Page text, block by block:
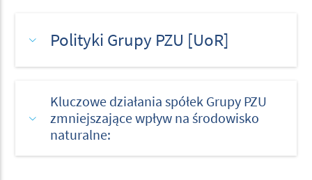
Polityki Grupy PZU [UoR]
Kluczowe działania spółek Grupy PZU
zmniejszające wpływ na środowisko
naturalne: